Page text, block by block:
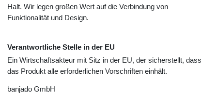
Halt. Wir legen großen Wert auf die Verbindung von
Funktionalität und Design.
Verantwortliche Stelle in der EU
Ein Wirtschaftsakteur mit Sitz in der EU, der sicherstellt, dass
das Produkt alle erforderlichen Vorschriften einhält.
banjado GmbH